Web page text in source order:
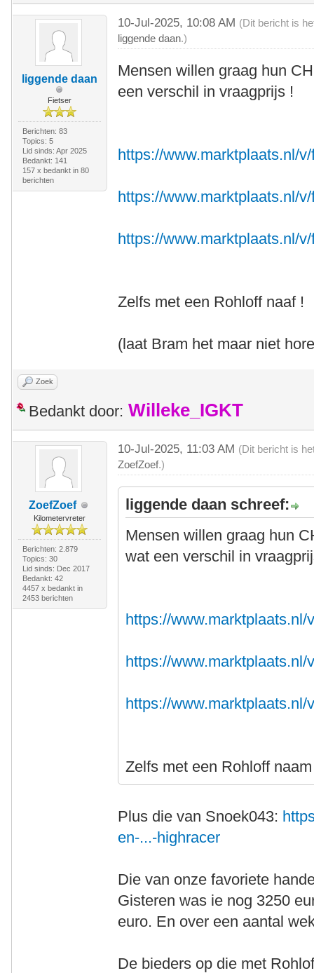
liggende daan
Fietser
Berichten: 83
Topics: 5
Lid sinds: Apr 2025
Bedankt: 141
157 x bedankt in 80
berichten
10-Jul-2025, 10:08 AM (Dit bericht is
liggende daan.)
Mensen willen graag hun
een verschil in vraagprijs !
https://www.marktplaats.nl/
https://www.marktplaats.nl/
https://www.marktplaats.nl/
Zelfs met een Rohloff naaf !
(laat Bram het maar niet
Zoek
Bedankt door: Willeke_IGKT
ZoefZoef
Kilometervreter
Berichten: 2.879
Topics: 30
Lid sinds: Dec 2017
Bedankt: 42
4457 x bedankt in
2453 berichten
10-Jul-2025, 11:03 AM (Dit bericht is
ZoefZoef.)
liggende daan schreef:
Mensen willen graag hun
wat een verschil in
https://
https://
https://
Zelfs met een Rohloff
Plus die van Snoek043:
en-...-highracer
Die van onze favoriete
Gisteren was ie nog 3250
euro. En over een aantal
De bieders op die met